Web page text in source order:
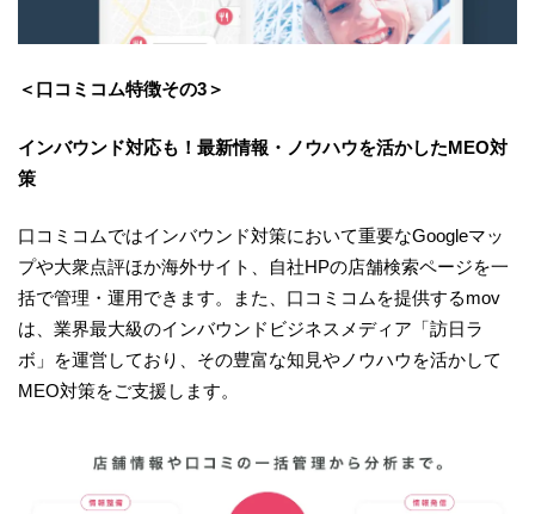
＜口コミコム特徴その3＞
インバウンド対応も！最新情報・ノウハウを活かしたMEO対
策
口コミコムではインバウンド対策において重要なGoogleマッ
プや大衆点評ほか海外サイト、自社HPの店舗検索ページを一
括で管理・運用できます。また、口コミコムを提供するmov
は、業界最大級のインバウンドビジネスメディア「訪日ラ
ボ」を運営しており、その豊富な知見やノウハウを活かして
MEO対策をご支援します。